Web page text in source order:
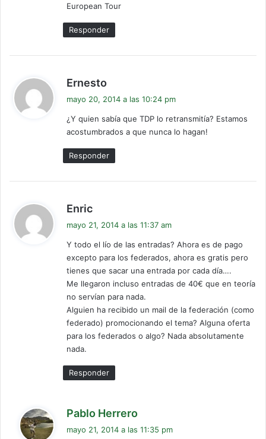
European Tour
Responder
Ernesto
e
:
mayo 20, 2014 a las 10:24 pm
¿Y quien sabía que TDP lo retransmitía? Estamos
acostumbrados a que nunca lo hagan!
Responder
Enric
e
:
mayo 21, 2014 a las 11:37 am
Y todo el lío de las entradas? Ahora es de pago
excepto para los federados, ahora es gratis pero
tienes que sacar una entrada por cada día….
Me llegaron incluso entradas de 40€ que en teoría
no servían para nada.
Alguien ha recibido un mail de la federación (como
federado) promocionando el tema? Alguna oferta
para los federados o algo? Nada absolutamente
nada.
Responder
Pablo Herrero
mayo 21, 2014 a las 11:35 pm